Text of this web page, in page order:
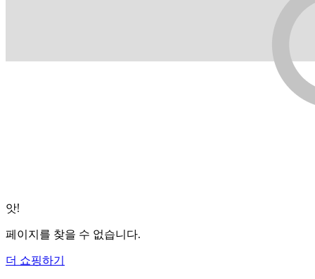
앗!
페이지를 찾을 수 없습니다.
더 쇼핑하기